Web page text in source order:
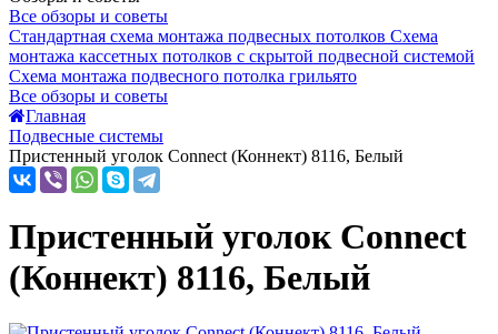
Все обзоры и советы
Стандартная схема монтажа подвесных потолков Схема
монтажа кассетных потолков с скрытой подвесной системой
Схема монтажа подвесного потолка грильято
Все обзоры и советы
Главная
Подвесные системы
Пристенный уголок Connect (Коннект) 8116, Белый
Пристенный уголок Connect
(Коннект) 8116, Белый